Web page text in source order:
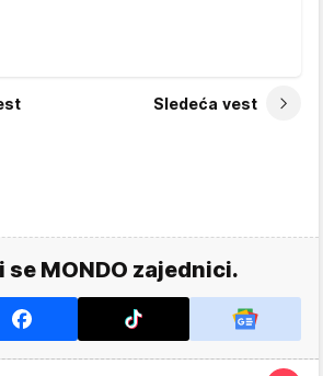
Sledeća vest
se MONDO zajednici.